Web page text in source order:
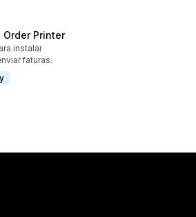
Order Printer
instalar
faturas.